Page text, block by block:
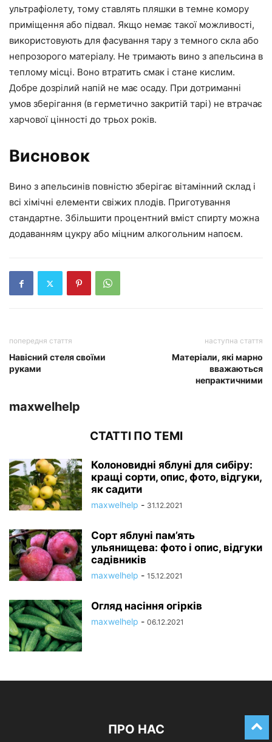
ультрафіолету, тому ставлять пляшки в темне комору
приміщення або підвал. Якщо немає такої можливості,
використовують для фасування тару з темного скла або
непрозорого матеріалу. Не тримають вино з апельсина в
теплому місці. Воно втратить смак і стане кислим.
Добре дозрілий напій не має осаду. При дотриманні
умов зберігання (в герметично закритій тарі) не втрачає
харчової цінності до трьох років.
Висновок
Вино з апельсинів повністю зберігає вітамінний склад і
всі хімічні елементи свіжих плодів. Приготування
стандартне. Збільшити процентний вміст спирту можна
додаванням цукру або міцним алкогольним напоєм.
попередня стаття
Навісний стеля своїми
руками
наступна стаття
Матеріали, які марно
вважаються
непрактичними
maxwelhelp
СТАТТІ ПО ТЕМІ
Колоновидні яблуні для сибіру:
кращі сорти, опис, фото, відгуки,
як садити
maxwelhelp - 31.12.2021
Сорт яблуні пам’ять
ульянищева: фото і опис, відгуки
садівників
maxwelhelp - 15.12.2021
Огляд насіння огірків
maxwelhelp - 06.12.2021
ПРО НАС